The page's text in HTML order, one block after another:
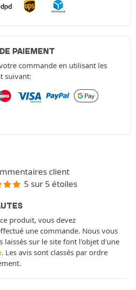
PAIEMENT
commande en utilisant les
suivant:
client
5 sur 5 étoiles
produit, vous devez
une commande. Nous vous
laissés sur le site font l'objet d'une
. Les avis sont classés par ordre